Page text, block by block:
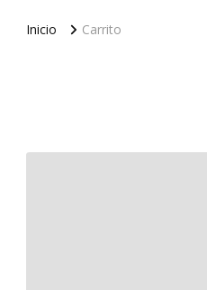
Inicio Carrito